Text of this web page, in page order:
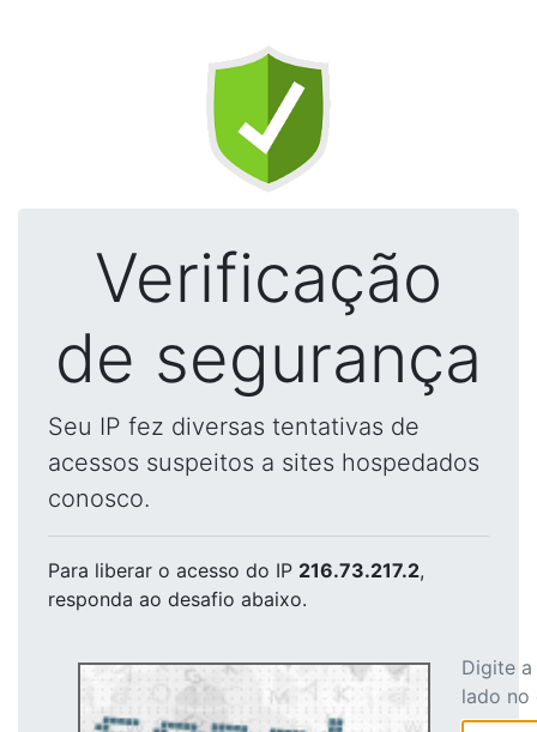
Verificação
de segurança
Seu IP fez diversas tentativas de
acessos suspeitos a sites hospedados
conosco.
Para liberar o acesso do IP 216.73.217.2,
responda ao desafio abaixo.
Digite
lado no